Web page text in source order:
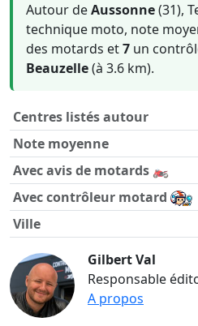
Autour deAussonne(31),
technique moto, note
des motards et7 un
Beauzelle(à 3.6 km).
Centres listés autour
Note moyenne
Avec avis de motards 🏍️
Avec contrôleur motard
Ville
Gilbert Val
Responsable
A propos